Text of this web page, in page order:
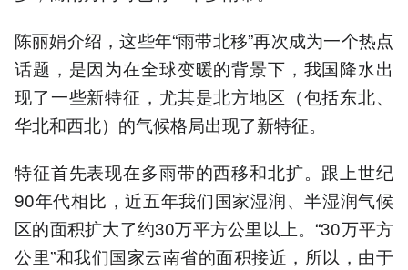
陈丽娟介绍，这些年“雨带北移”再次成为一个热点
话题，是因为在全球变暖的背景下，我国降水出
现了一些新特征，尤其是北方地区（包括东北、
华北和西北）的气候格局出现了新特征。
特征首先表现在多雨带的西移和北扩。跟上世纪
90年代相比，近五年我们国家湿润、半湿润气候
区的面积扩大了约30万平方公里以上。“30万平方
公里”和我们国家云南省的面积接近，所以，由于